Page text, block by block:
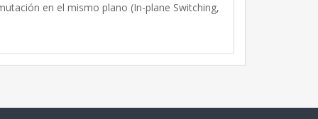
en el mismo plano (In-plane Switching,